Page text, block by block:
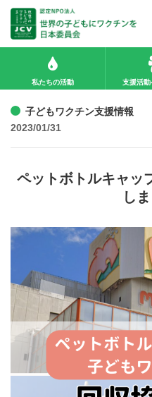
私たちの活動 支援活
子どもワクチン支援情報
2023/01/31
ペットボトルキャッ
し